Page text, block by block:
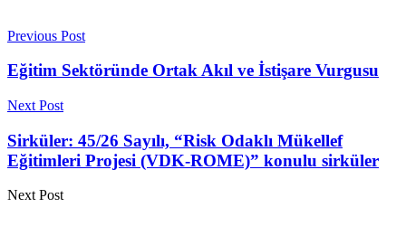
Previous Post
Eğitim Sektöründe Ortak Akıl ve İstişare Vurgusu
Next Post
Sirküler: 45/26 Sayılı, “Risk Odaklı Mükellef
Eğitimleri Projesi (VDK-ROME)” konulu sirküler
Next Post